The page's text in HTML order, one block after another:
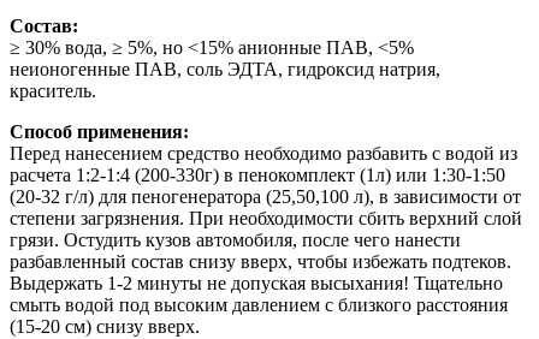
Состав:
≥ 30% вода, ≥ 5%, но <15% анионные ПАВ, <5%
неионогенные ПАВ, соль ЭДТА, гидроксид натрия,
краситель.
Способ применения:
Перед нанесением средство необходимо разбавить с водой из
расчета 1:2-1:4 (200-330г) в пенокомплект (1л) или 1:30-1:50
(20-32 г/л) для пеногенератора (25,50,100 л), в зависимости от
степени загрязнения. При необходимости сбить верхний слой
грязи. Остудить кузов автомобиля, после чего нанести
разбавленный состав снизу вверх, чтобы избежать подтеков.
Выдержать 1-2 минуты не допуская высыхания! Тщательно
смыть водой под высоким давлением с близкого расстояния
(15-20 см) снизу вверх.